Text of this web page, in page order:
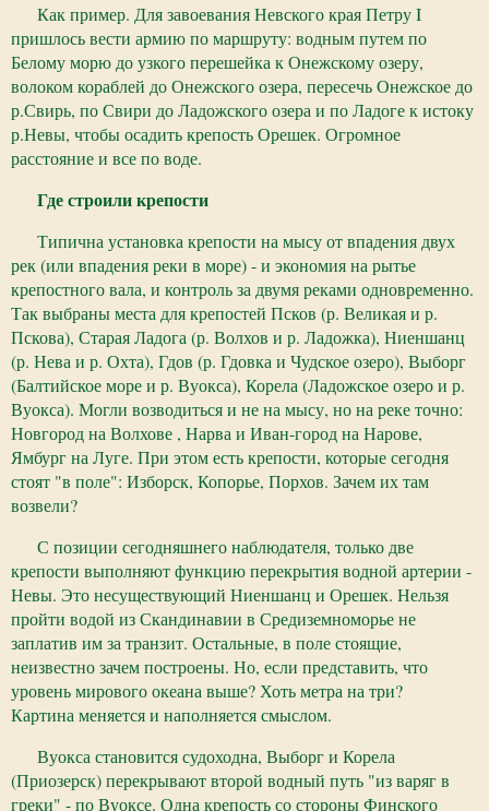
Как пример. Для завоевания Невского края Петру I
пришлось вести армию по маршруту: водным путем по
Белому морю до узкого перешейка к Онежскому озеру,
волоком кораблей до Онежского озера, пересечь Онежское до
р.Свирь, по Свири до Ладожского озера и по Ладоге к истоку
р.Невы, чтобы осадить крепость Орешек. Огромное
расстояние и все по воде.
Где строили крепости
Типична установка крепости на мысу от впадения двух
рек (или впадения реки в море) - и экономия на рытье
крепостного вала, и контроль за двумя реками одновременно.
Так выбраны места для крепостей Псков (р. Великая и р.
Пскова), Старая Ладога (р. Волхов и р. Ладожка), Ниеншанц
(р. Нева и р. Охта), Гдов (р. Гдовка и Чудское озеро), Выборг
(Балтийское море и р. Вуокса), Корела (Ладожское озеро и р.
Вуокса). Могли возводиться и не на мысу, но на реке точно:
Новгород на Волхове , Нарва и Иван-город на Нарове,
Ямбург на Луге. При этом есть крепости, которые сегодня
стоят "в поле": Изборск, Копорье, Порхов. Зачем их там
возвели?
С позиции сегодняшнего наблюдателя, только две
крепости выполняют функцию перекрытия водной артерии -
Невы. Это несуществующий Ниеншанц и Орешек. Нельзя
пройти водой из Скандинавии в Средиземноморье не
заплатив им за транзит. Остальные, в поле стоящие,
неизвестно зачем построены. Но, если представить, что
уровень мирового океана выше? Хоть метра на три?
Картина меняется и наполняется смыслом.
Вуокса становится судоходна, Выборг и Корела
(Приозерск) перекрывают второй водный путь "из варяг в
греки" - по Вуоксе. Одна крепость со стороны Финского